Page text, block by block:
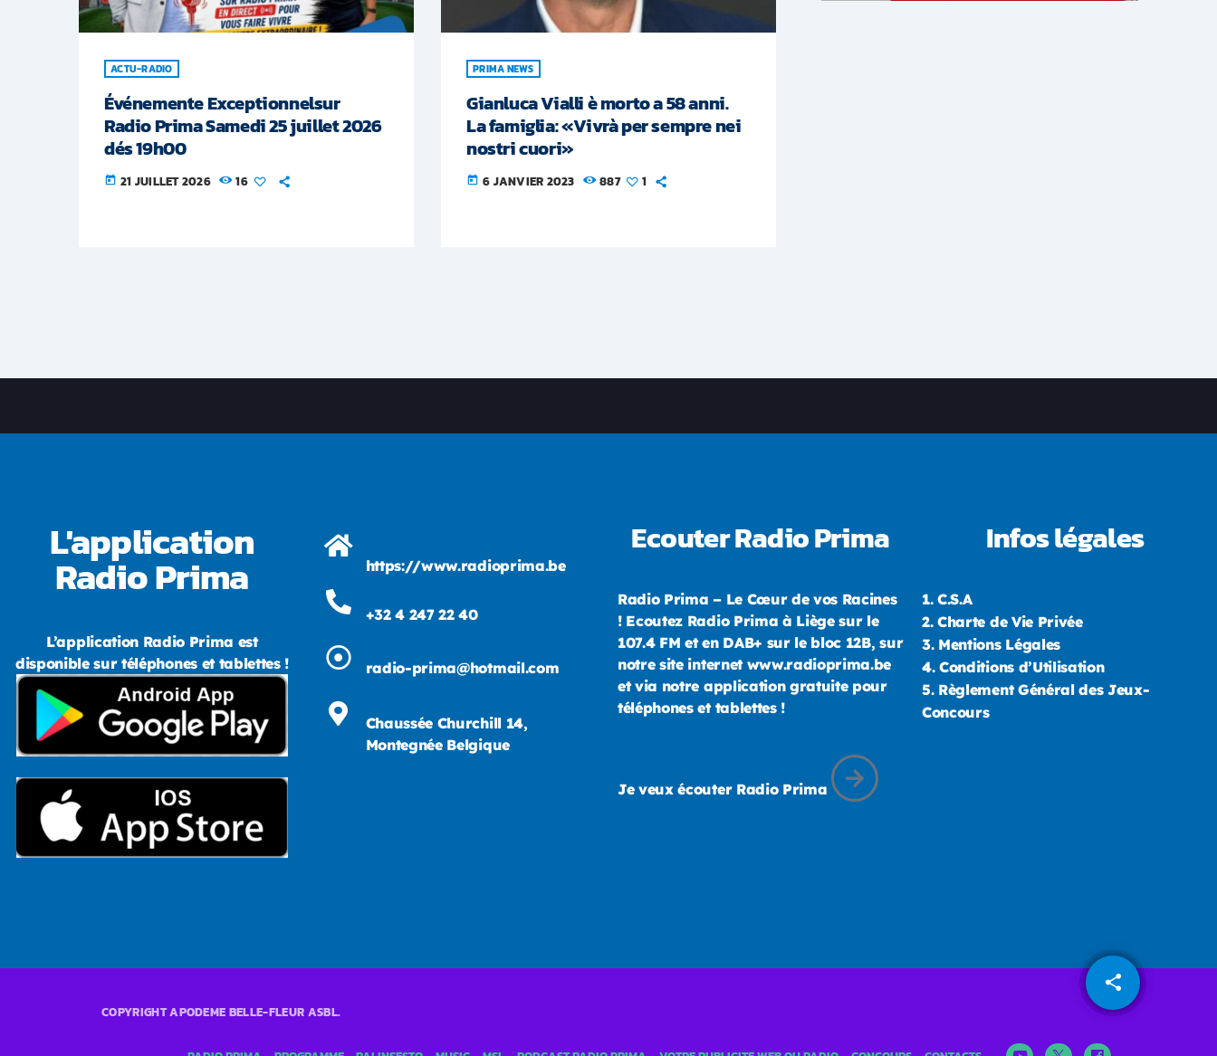
share
email
ACTU-RADIO
Événemente Exceptionnelsur
Radio Prima Samedi 25 juillet 2026
dés 19h00
today 21 JUILLET 2026 16
PRIMA NEWS
Gianluca Vialli è morto a 58 anni.
La famiglia: «Vivrà per sempre nei
nostri cuori»
today 6 JANVIER 2023 887 1
L'application
Radio Prima
L’application Radio Prima est
disponible sur téléphones et tablettes !
https://www.radioprima.be
+32 4 247 22 40
radio-prima@hotmail.com
Chaussée Churchill 14,
Montegnée Belgique
Ecouter Radio Prima
Radio Prima – Le Cœur de vos Racines
! Ecoutez Radio Prima à Liège sur le
107.4 FM et en DAB+ sur le bloc 12B, sur
notre site internet www.radioprima.be
et via notre application gratuite pour
téléphones et tablettes !
Je veux écouter Radio Prima
Infos légales
1. C.S.A
2. Charte de Vie Privée
3. Mentions Légales
4. Conditions d’Utilisation
5. Règlement Général des Jeux-
Concours
COPYRIGHT APODEME BELLE-FLEUR ASBL.